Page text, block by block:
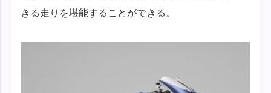
きる走りを堪能することができる。